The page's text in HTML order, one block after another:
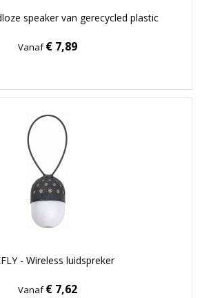
speaker van gerecycled plastic
Vanaf€ 7,89
- Wireless luidspreker
Vanaf€ 7,62